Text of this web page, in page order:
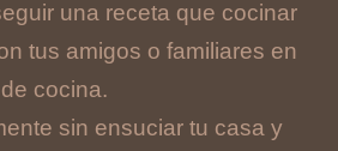
una receta que cocinar
tus amigos o familiares en
cocina.
sin ensuciar tu casa y